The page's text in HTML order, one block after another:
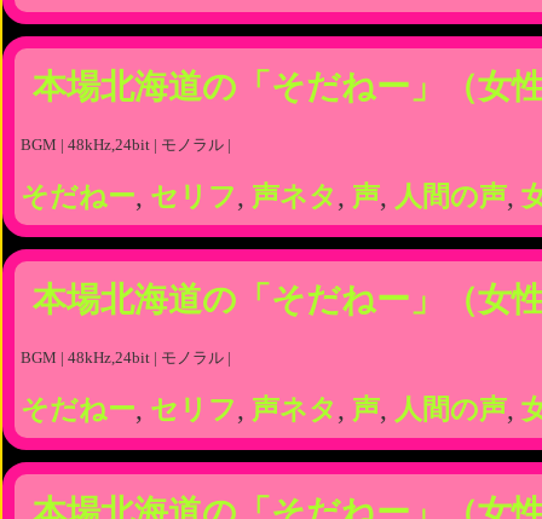
本場北海道の「そだねー」（女
BGM | 48kHz,24bit | モノラル |
そだねー, セリフ, 声ネタ , 声, 人間の声,
本場北海道の「そだねー」（女
BGM | 48kHz,24bit | モノラル |
そだねー, セリフ, 声ネタ , 声, 人間の声,